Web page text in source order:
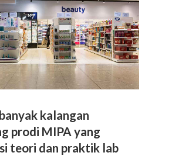
kalangan
prodi MIPA yang
teori dan praktik lab